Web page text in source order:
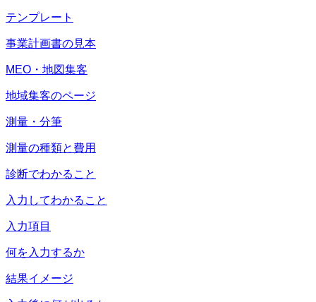
テンプレート
事業計画書の見本
MEO・地図集客
地域集客のページ
測量・分筆
測量の種類と費用
診断でわかること
入力してわかること
入力項目
何を入力するか
結果イメージ